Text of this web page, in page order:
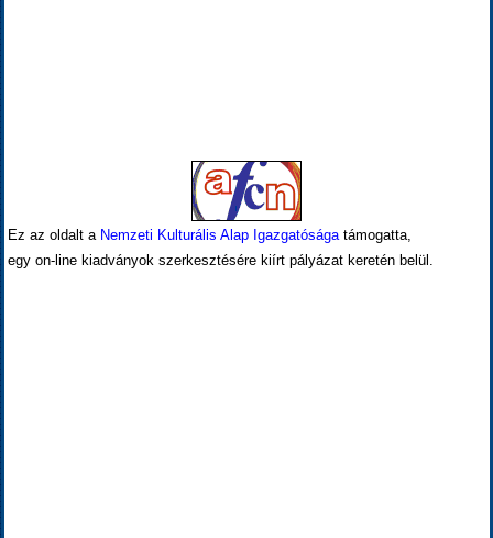
Ez az oldalt a Nemzeti Kulturális Alap Igazgatóságatámogatta,
egy on-line kiadványok szerkesztésére kiírt pályázat keretén belül.